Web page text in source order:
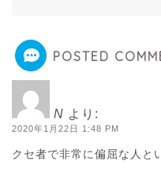
POSTED
N より:
2020年1月22日 1:48 PM
クセ者で非常に偏屈な人と